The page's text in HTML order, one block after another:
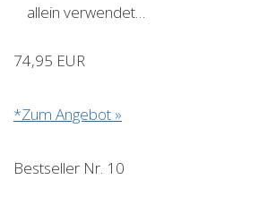
allein verwendet…
74,95 EUR
*Zum Angebot »
Bestseller Nr. 10